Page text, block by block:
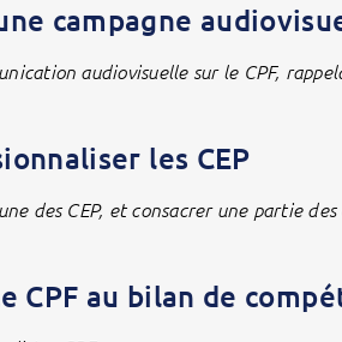
campagne
audiovisuelle sur le CPF,
les CEP
des CEP, et consacrer une partie
CPF au bilan de